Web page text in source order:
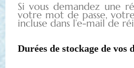
Si vous demandez une
votre mot de passe, votre
incluse dans l’e-mail de
Durées de stockage de vos